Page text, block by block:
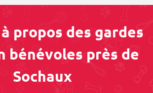
propos des gardes
bénévoles près de
Sochaux